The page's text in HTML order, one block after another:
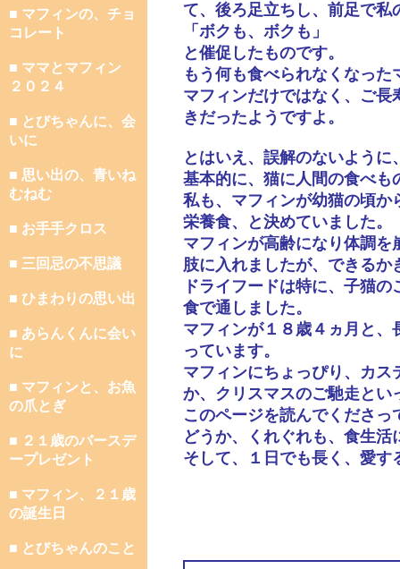
■ マフィンの、チョ
コレート
■ ママとマフィン
２０２４
■ とびちゃんに、会
いに
■ 思い出の、青いね
むねむ
■ お手手クロス
■ 三回忌の不思議
■ ひまわりの思い出
■ あらんくんに会い
に
■ マフィンと、お魚
の爪とぎ
■ ２１歳のバースデ
ープレゼント
■ マフィン、２１歳
の誕生日
■ とびちゃんのこと
て、後ろ足立ちし、前足で私
「ボクも、ボクも」
と催促したものです。
もう何も食べられなくなっ
マフィンだけではなく、ご
きだったようですよ。
とはいえ、誤解のないよう
基本的に、猫に人間の食べも
私も、マフィンが幼猫の頃か
栄養食、と決めていました。
マフィンが高齢になり体調
肢に入れましたが、できる
ドライフードは特に、子猫
食で通しました。
マフィンが１８歳４ヵ月と
っています。
マフィンにちょっぴり、カ
か、クリスマスのご馳走とい
このページを読んでくださ
どうか、くれぐれも、食生
そして、１日でも長く、愛